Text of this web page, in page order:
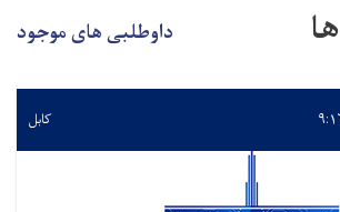
داوطلبی های موجود
کابل